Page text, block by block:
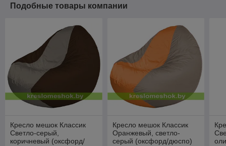
Подобные товары компании
Кресло мешок Классик
Светло-серый,
коричневый (оксфорд/
Кресло мешок Классик
Оранжевый, светло-
серый (оксфорд/дюспо)